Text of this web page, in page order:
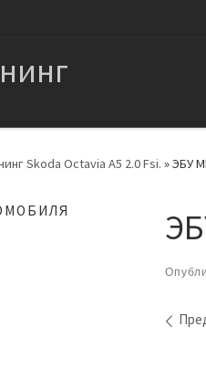
Skoda Octavia A5 2.0 Fsi. »ЭБУ